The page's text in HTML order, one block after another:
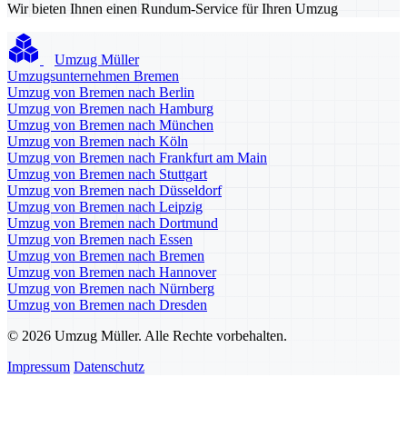
Wir bieten Ihnen einen Rundum-Service für Ihren Umzug
Umzug Müller
Umzugsunternehmen Bremen
Umzug von Bremen nach Berlin
Umzug von Bremen nach Hamburg
Umzug von Bremen nach München
Umzug von Bremen nach Köln
Umzug von Bremen nach Frankfurt am Main
Umzug von Bremen nach Stuttgart
Umzug von Bremen nach Düsseldorf
Umzug von Bremen nach Leipzig
Umzug von Bremen nach Dortmund
Umzug von Bremen nach Essen
Umzug von Bremen nach Bremen
Umzug von Bremen nach Hannover
Umzug von Bremen nach Nürnberg
Umzug von Bremen nach Dresden
© 2026 Umzug Müller. Alle Rechte vorbehalten.
Impressum Datenschutz